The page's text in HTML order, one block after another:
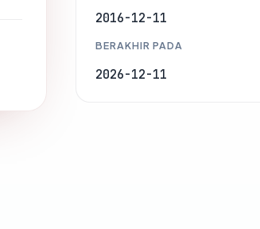
2016-12-11
BERAKHIR PADA
2026-12-11